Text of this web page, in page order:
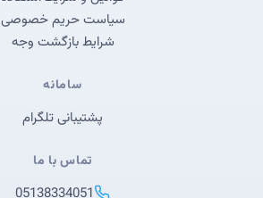
سیاست حریم خصوصی
شرایط بازگشت وجه
سامانه
پشتیبانی تلگرام
تماس با ما